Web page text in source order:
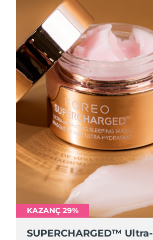
KAZANÇ 29%
SUPERCHARGED™ Ultra-